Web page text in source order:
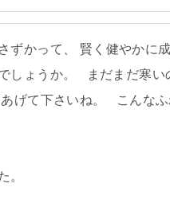
ずかって、 賢く健やかに
しょうか。 まだまだ寒い
げて下さいね。 こんな
。